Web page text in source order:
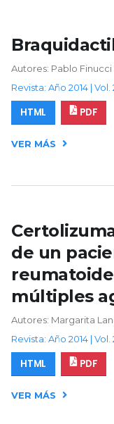
Autores: Pablo
Revista: Año 2014 | Vol.
HTML PDF
VER MÁS
de un
múltiples
Autores: Margarita
Revista: Año 2014 | Vol.
HTML PDF
VER MÁS